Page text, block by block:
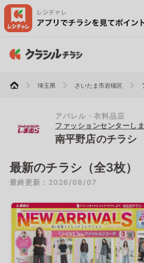
埼玉県 さいたま市岩槻区
アパレル・衣料品店
ファッションセンターし
南平野店のチラシ
最新のチラシ（全3枚）
最終更新：2026/08/07